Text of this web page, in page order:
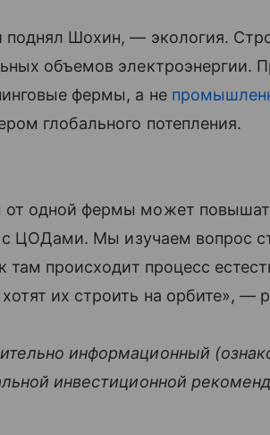
Шохин, — экология.
объемов электроэнергии.
фермы, а не
глобального потепления.
одной фермы может
с ЦОДами. Мы изучаем вопрос
происходит процесс
их строить на орбите», —
информационный
инвестиционной